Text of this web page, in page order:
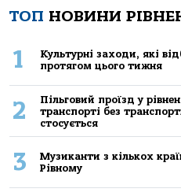
ТОП НОВИНИ
1
Культурні заходи, які
протягом цього тижня
2
Пільговий проїзд у
транспорті без
стосується
3
Музиканти з кількох
Рівному